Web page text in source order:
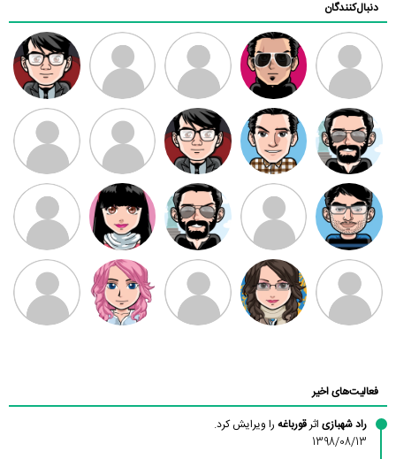
دنبال‌کنندگان
ممدرضا رضا کاظمی زهرا ~ ابتین
سید محمد
موسوی
مهدی فرهمند مهدی سلطانی داود رضیی
طرفدار میلی
بابی براون
کیوان کیانی
سامان راحمی امیردلتا امیروو ملیکا منتظری عارفه داستانپور
فعالیت‌های اخیر
راد شهبازی اثرقورباغه را ویرایش کرد.
1398/08/13